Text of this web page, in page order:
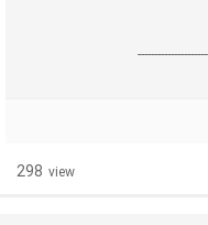
298 view